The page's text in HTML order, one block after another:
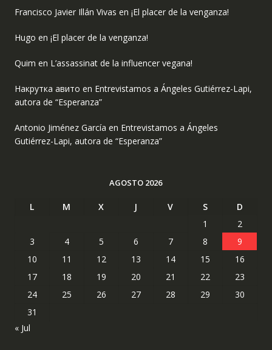
Francisco Javier Illán Vivas en ¡El placer de la venganza!
Hugo en ¡El placer de la venganza!
Quim en L’assassinat de la influencer vegana!
Накрутка авито en Entrevistamos a Ángeles Gutiérrez-Lapi,
autora de “Esperanza”
Antonio Jiménez García en Entrevistamos a Ángeles
Gutiérrez-Lapi, autora de “Esperanza”
AGOSTO 2026
L M X J V S
D
1
2
3
4 5 6 7 8
9
10
11 12 13 14 15
16
17
18 19 20 21 22
23
24
25 26 27 28 29
30
31
« Jul